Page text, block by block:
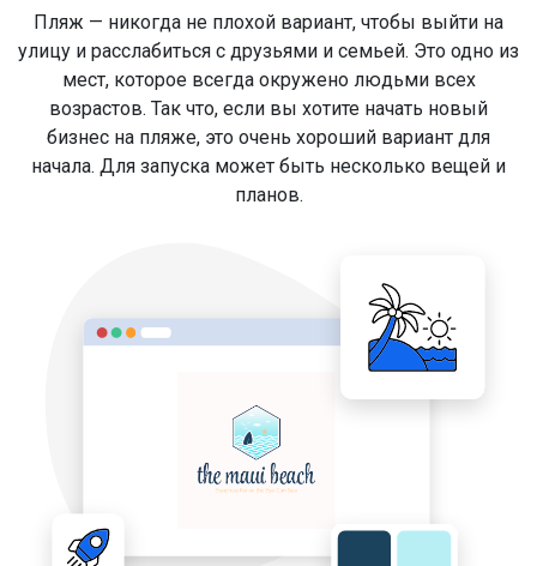
Пляж — никогда не плохой вариант, чтобы выйти на
улицу и расслабиться с друзьями и семьей. Это одно из
мест, которое всегда окружено людьми всех
возрастов. Так что, если вы хотите начать новый
бизнес на пляже, это очень хороший вариант для
начала. Для запуска может быть несколько вещей и
планов.